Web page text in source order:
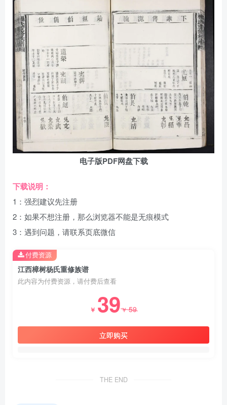
电子版PDF网盘下载
下载说明：
1：强烈建议先注册
2：如果不想注册，那么浏览器不能是无痕模式
3：遇到问题，请联系页底微信
江西樟树杨氏重修族谱
此内容为付费资源，请付费后查看
￥ 39￥59
立即购买
付费资源
THE END